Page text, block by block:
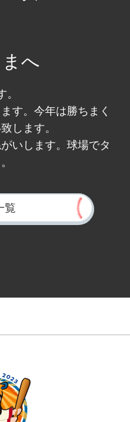
へ
す。今年は勝ちまく
します。
いします。球場でタ
覧